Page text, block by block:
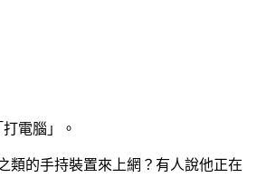
電腦」。
類的手持裝置來上網？有人說他正在